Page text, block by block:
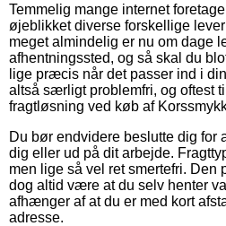
Temmelig mange internet
øjeblikket diverse forskellige
meget almindelig er nu om dage
afhentningssted, og så skal du
lige præcis når det passer ind i
altså særligt problemfri, og oftest
fragtløsning ved køb af
Du bør endvidere beslutte dig for
dig eller ud på dit arbejde.
men lige så vel ret smertefri. Den
dog altid være at du selv henter
afhænger af at du er med kort
adresse.